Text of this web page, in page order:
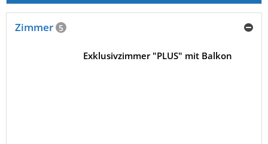
Zimmer 5
Exklusivzimmer "PLUS" mit Balkon